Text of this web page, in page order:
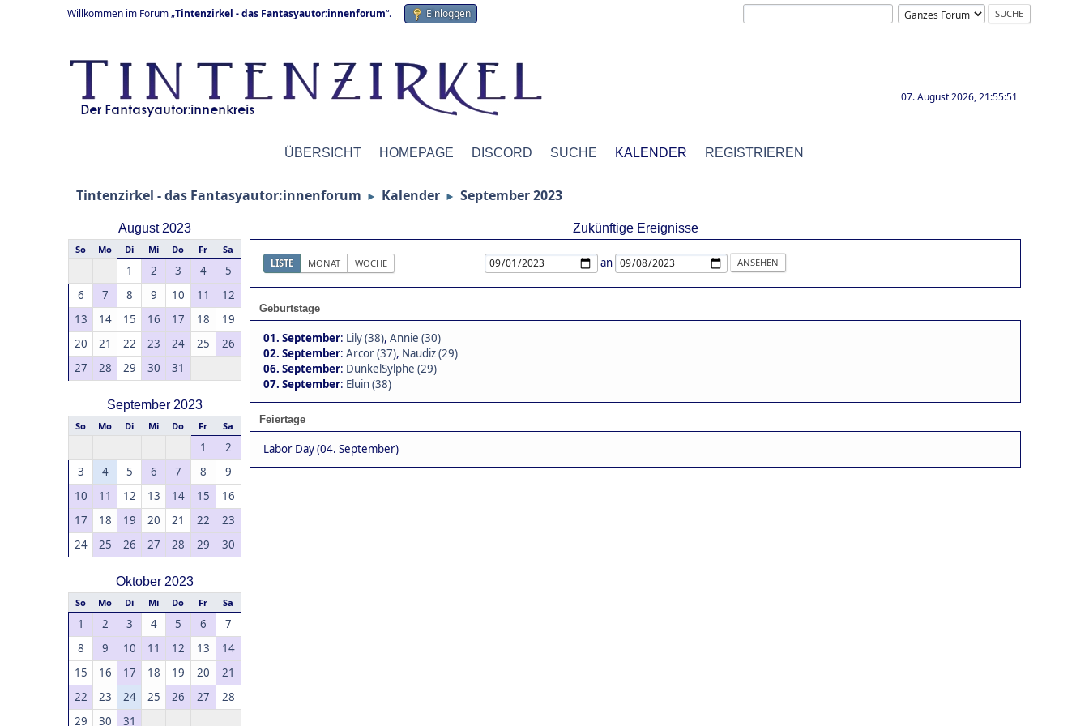
Willkommen im Forum „Tintenzirkel - das Fantasyautor:innenforum“. Einloggen
07. August 2026, 21:55:51
ÜBERSICHT HOMEPAGE DISCORD SUCHE KALENDER REGISTRIEREN
Tintenzirkel - das Fantasyautor:innenforum ► Kalender ► September 2023
August 2023
So Mo Di Mi Do Fr Sa
1 2 3 4
5
6
7 8 9 10 11
12
13
14 15 16 17 18
19
20
21 22 23 24 25
26
27
28 29 30 31
September 2023
So Mo Di Mi Do Fr Sa
1
2
3
4 5 6 7 8
9
10
11 12 13 14 15
16
17
18 19 20 21 22
23
24
25 26 27 28 29 30
Oktober 2023
So Mo Di Mi Do Fr Sa
1 2 3 4 5 6
7
8
9 10 11 12 13
14
15
16 17 18 19 20
21
22
23 24 25 26 27
28
29
30 31
Zukünftige Ereignisse
LISTE MONAT WOCHE an
Geburtstage
01. September: Lily (38), Annie (30)
02. September: Arcor (37), Naudiz (29)
06. September: DunkelSylphe (29)
07. September: Eluin (38)
Feiertage
Labor Day (04. September)